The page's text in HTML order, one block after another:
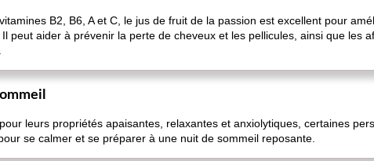
B2, B6, A et C, le jus de fruit de la passion est excellent pour
peut aider à prévenir la perte de cheveux et les pellicules, ainsi que les
leurs propriétés apaisantes, relaxantes et anxiolytiques, certaines
se calmer et se préparer à une nuit de sommeil reposante.